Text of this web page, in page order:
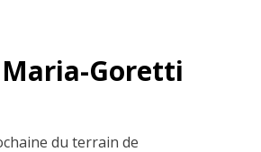
Goretti
du terrain de